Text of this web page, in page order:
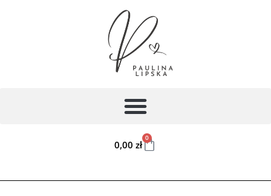
0,00 zł
0